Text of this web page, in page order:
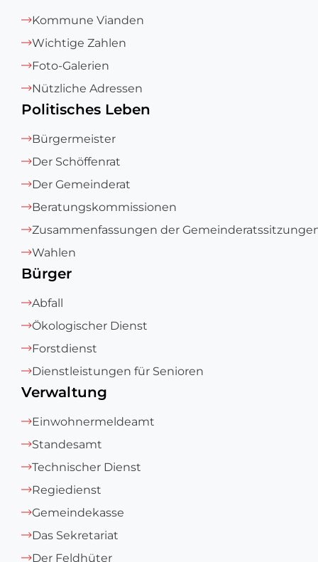
Kommune Vianden
Wichtige Zahlen
Foto-Galerien
Nützliche Adressen
Politisches Leben
Bürgermeister
Der Schöffenrat
Der Gemeinderat
Beratungskommissionen
Zusammenfassungen der
Wahlen
Bürger
Abfall
Ökologischer Dienst
Forstdienst
Dienstleistungen für Senioren
Verwaltung
Einwohnermeldeamt
Standesamt
Technischer Dienst
Regiedienst
Gemeindekasse
Das Sekretariat
Der Feldhüter